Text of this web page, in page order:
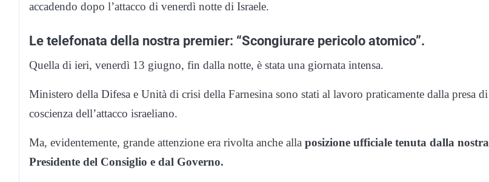
accadendo dopo l’attacco di venerdì notte di Israele.
Le telefonata della nostra premier: “Scongiurare pericolo atomico”.
Quella di ieri, venerdì 13 giugno, fin dalla notte, è stata una giornata intensa.
Ministero della Difesa e Unità di crisi della Farnesina sono stati al lavoro praticamente dalla presa di
coscienza dell’attacco israeliano.
Ma, evidentemente, grande attenzione era rivolta anche alla posizione ufficiale tenuta dalla nostra
Presidente del Consiglio e dal Governo.